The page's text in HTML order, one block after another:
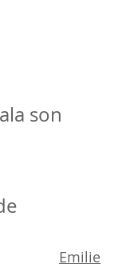
son
Emilie